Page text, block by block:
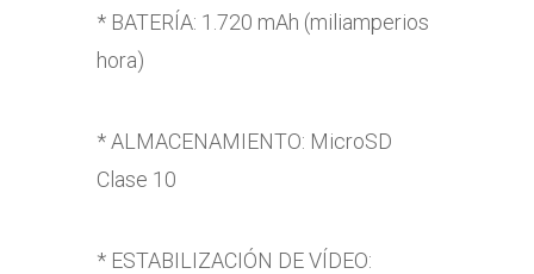
* BATERÍA: 1.720 mAh (miliamperios
hora)
* ALMACENAMIENTO: MicroSD
Clase 10
* ESTABILIZACIÓN DE VÍDEO: